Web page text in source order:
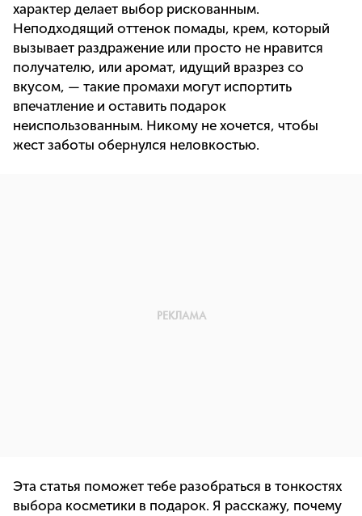
характер делает выбор рискованным.
Неподходящий оттенок помады, крем, который
вызывает раздражение или просто не нравится
получателю, или аромат, идущий вразрез со
вкусом, — такие промахи могут испортить
впечатление и оставить подарок
неиспользованным. Никому не хочется, чтобы
жест заботы обернулся неловкостью.
Эта статья поможет тебе разобраться в тонкостях
выбора косметики в подарок. Я расскажу, почему